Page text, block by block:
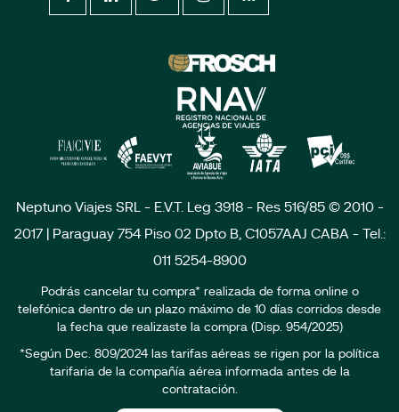
Neptuno Viajes SRL - E.V.T. Leg 3918 - Res 516/85 © 2010 -
2017 | Paraguay 754 Piso 02 Dpto B, C1057AAJ CABA - Tel.:
011 5254-8900
Podrás cancelar tu compra* realizada de forma online o
telefónica dentro de un plazo máximo de 10 días corridos desde
la fecha que realizaste la compra (Disp. 954/2025)
*Según Dec. 809/2024 las tarifas aéreas se rigen por la política
tarifaria de la compañía aérea informada antes de la
contratación.